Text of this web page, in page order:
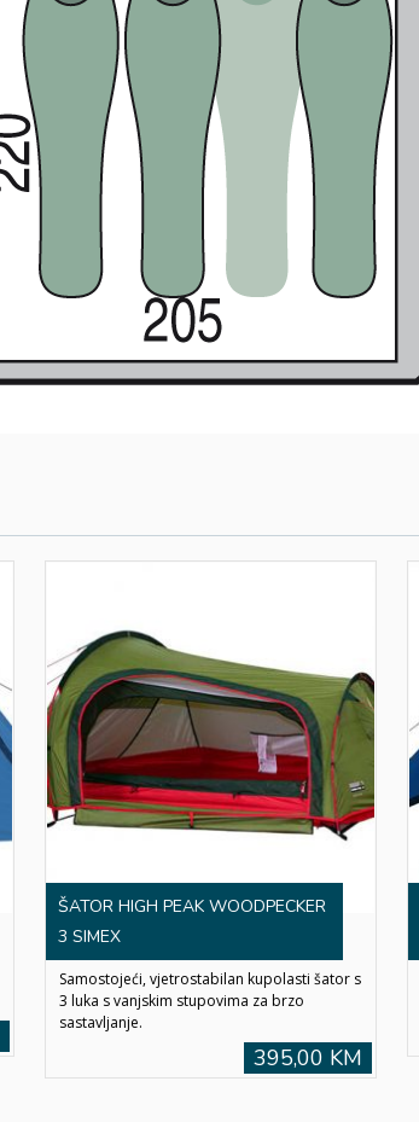
ŠATOR HIGH PEAK WOODPECKER
3 SIMEX
Samostojeći, vjetrostabilan kupolasti šator s
3 luka s vanjskim stupovima za brzo
sastavljanje.
395,00 KM